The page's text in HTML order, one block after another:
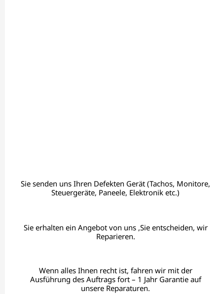
Sie senden uns Ihren Defekten Gerät (Tachos, Monitore,
Steuergeräte, Paneele, Elektronik etc.)
Sie erhalten ein Angebot von uns ,Sie entscheiden, wir
Reparieren.
Wenn alles Ihnen recht ist, fahren wir mit der
Ausführung des Auftrags fort – 1 Jahr Garantie auf
unsere Reparaturen.